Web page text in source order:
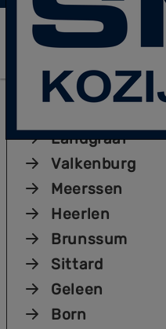
Bekijk gauw onze
Plaatsen
Landgraaf
Valkenburg
Meerssen
Heerlen
Brunssum
Sittard
Geleen
Born